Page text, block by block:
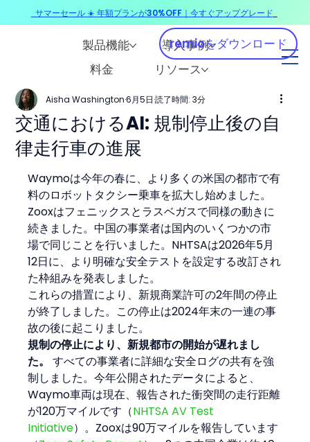
製品機能
導入事例
料金
リソース
remioをダウンロード
交通におけるAI: 規制停止後の自
律走行車の進展
Aisha Washington 6月5日 読了時間: 3分
Waymoは今年の春に、より多くの米国の都市で有
料のロボットタクシー乗車を拡大し始めました。
Zooxはフェニックスとラスベガスで同様の動きに
続きました。中国の事業者は国内のいくつかの市
場で同じことを行いました。NHTSAは2026年5月
12日に、より明確な安全テストを設定する改訂され
た枠組みを発表しました。
これらの措置により、新規商業許可の2年間の停止
が終了しました。この停止は2024年末の一連の事
故の後に起こりました。
規制の停止により、新規都市の開始が遅れまし
た。
すべての事業者に詳細な安全ログの共有を強
制しました。今年公開されたデータによると、
Waymo車両は現在、報告された衝突間の走行距離
が120万マイルです（NHTSA AV Test
Initiative）。Zooxは90万マイルを報告しています
サマーセール ☀️ 年額プランが30%OFF｜今すぐアップグレード